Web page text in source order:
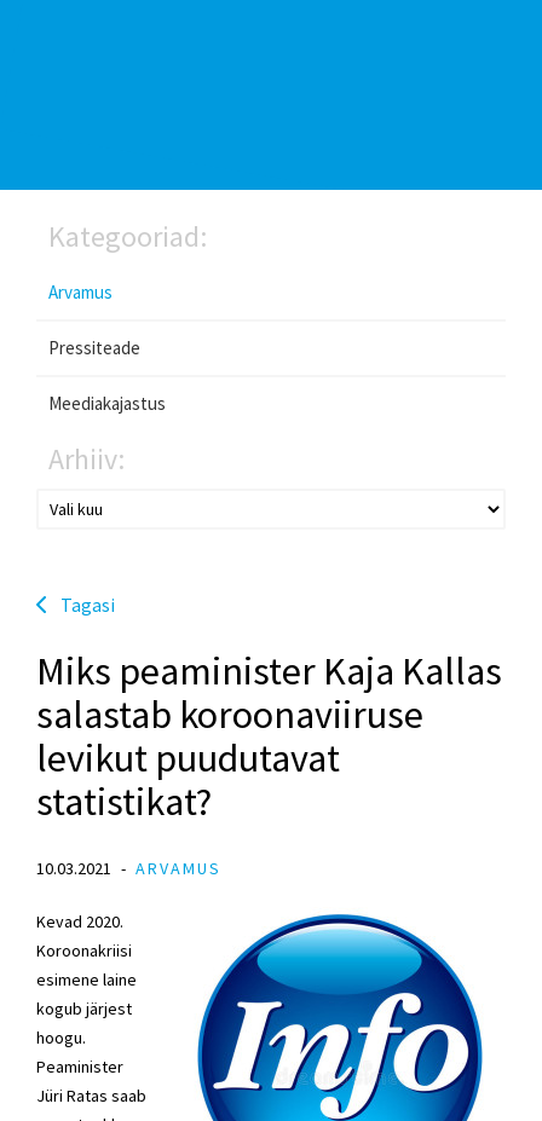
Kategooriad:
Arvamus
Pressiteade
Meediakajastus
Arhiiv:
Tagasi
Miks peaminister Kaja Kallas
salastab koroonaviiruse
levikut puudutavat
statistikat?
10.03.2021 ARVAMUS
Kevad 2020.
Koroonakriisi
esimene laine
kogub järjest
hoogu.
Peaminister
Jüri Ratas saab